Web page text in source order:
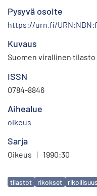
Pysyvä osoite
https://urn.fi/
Kuvaus
Suomen virallinen tilasto
ISSN
0784-8846
Aihealue
oikeus
Sarja
Oikeus | 1990:30
Avainsanat
tilastot rikokset rikollisuus